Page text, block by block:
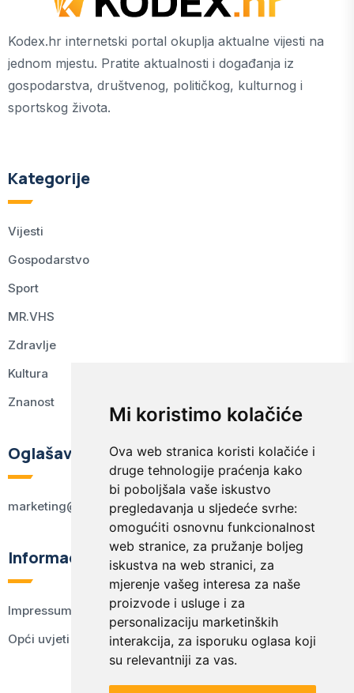
Mi koristimo kolačiće
Ova web stranica koristi kolačiće i
druge tehnologije praćenja kako
bi poboljšala vaše iskustvo
pregledavanja u sljedeće svrhe:
omogućiti osnovnu funkcionalnost
web stranice, za pružanje boljeg
iskustva na web stranici, za
mjerenje vašeg interesa za naše
proizvode i usluge i za
personalizaciju marketinških
interakcija, za isporuku oglasa koji
su relevantniji za vas.
Kodex.hr internetski portal okuplja aktualne vijesti na
jednom mjestu. Pratite aktualnosti i događanja iz
gospodarstva, društvenog, političkog, kulturnog i
sportskog života.
Kategorije
Vijesti
Gospodarstvo
Sport
MR.VHS
Zdravlje
Kultura
Znanost
Oglašavanje
marketing@kodex.hr
Informacije
Impressum
Opći uvjeti korištenja